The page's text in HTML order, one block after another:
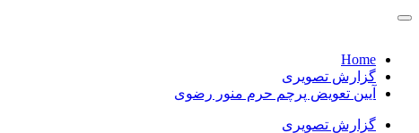
Home
گزارش تصویری
آیین تعویض پرچم حرم منور رضوی
گزارش تصویری